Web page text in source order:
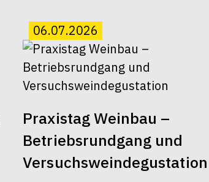
06.07.2026
Praxistag Weinbau –
Betriebsrundgang und
Versuchsweindegustation